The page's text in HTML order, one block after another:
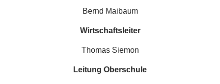
Bernd Maibaum
Wirtschaftsleiter
Thomas Siemon
Leitung Oberschule